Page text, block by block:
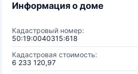
Информация о доме
Кадастровый номер:
50:19:0040315:618
Кадастровая стоимость:
6 233 120,97